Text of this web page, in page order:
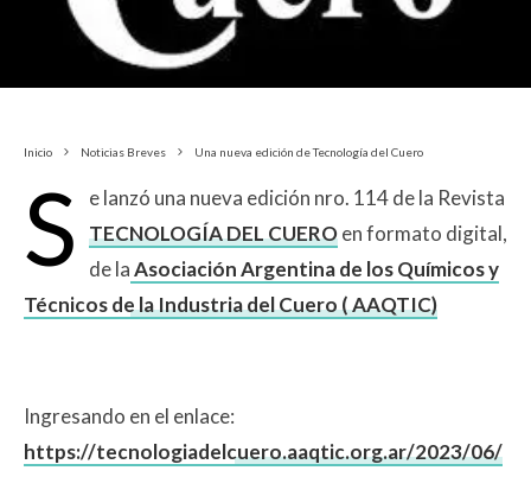
Inicio Noticias Breves Una nueva edición de Tecnología del Cuero
S
e lanzó una nueva edición nro. 114 de la Revista
TECNOLOGÍA DEL CUEROen formato digital,
de laAsociación Argentina de los Químicos y
Técnicos de la Industria del Cuero ( AAQTIC)
Ingresando en el enlace:
https://tecnologiadelcuero.aaqtic.org.ar/2023/06/